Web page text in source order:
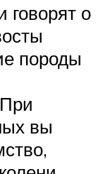
говорят о
породы
вы